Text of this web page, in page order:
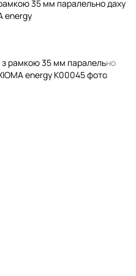
35 мм паралельно даху
energy